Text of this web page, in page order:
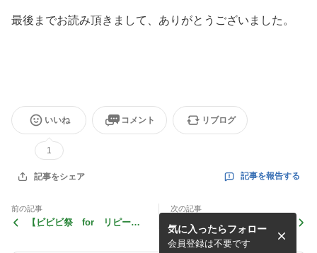
最後までお読み頂きまして、ありがとうございました。
いいね
1
コメント リブログ
記事をシェア 記事を報告する
前の記事
【ビビビ祭 for リピー
次の記事
インスタグラムのハイライト
機能
気に入ったらフォロー
会員登録は不要です